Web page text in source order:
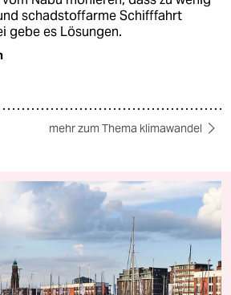
schadstoffarme Schifffahrt
gebe es Lösungen.
mehr zum Thema klimawandel